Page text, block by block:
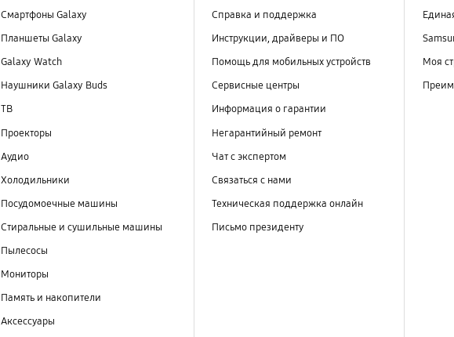
Смартфоны Galaxy
Планшеты Galaxy
Galaxy Watch
Наушники Galaxy Buds
ТВ
Проекторы
Аудио
Холодильники
Посудомоечные машины
Стиральные и сушильные машины
Пылесосы
Мониторы
Память и накопители
Аксессуары
Справка и поддержка
Инструкции, драйверы и ПО
Помощь для мобильных устройств
Сервисные центры
Информация о гарантии
Негарантийный ремонт
Чат с экспертом
Связаться с нами
Техническая поддержка онлайн
Письмо президенту
Моя